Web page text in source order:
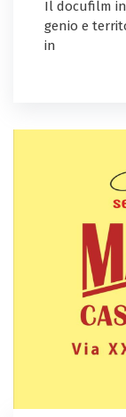
Il docufilm
genio e
in